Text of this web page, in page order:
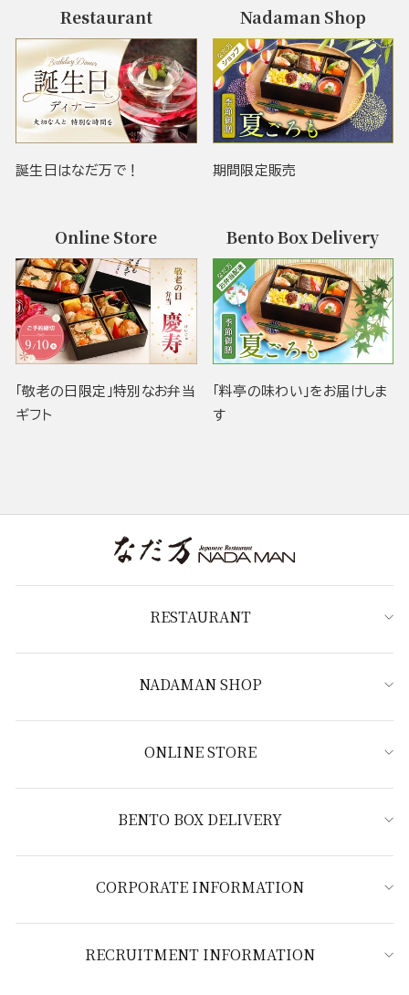
Restaurant
誕生日はなだ万で！
Nadaman Shop
期間限定販売
Online Store
「敬老の日限定」特別なお弁当
ギフト
Bento Box Delivery
「料亭の味わい」をお届けしま
す
RESTAURANT
NADAMAN SHOP
ONLINE STORE
BENTO BOX DELIVERY
CORPORATE INFORMATION
RECRUITMENT INFORMATION